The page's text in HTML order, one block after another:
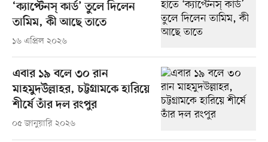
‘ক্যাপ্টেনস্ কার্ড’ তুলে দিলেন
তামিম, কী আছে তাতে
১৬ এপ্রিল ২০২৬
এবার ১৯ বলে ৩০ রান
মাহমুদউল্লাহর, চট্টগ্রামকে হারিয়ে
শীর্ষে তাঁর দল রংপুর
০৫ জানুয়ারি ২০২৬